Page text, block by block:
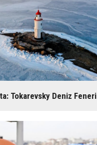
Tokarevsky Deniz Feneri